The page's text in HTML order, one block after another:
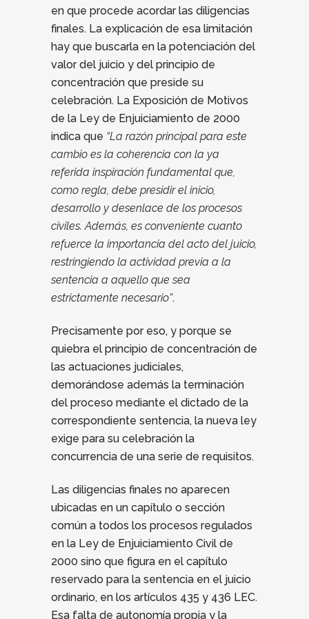
en que procede acordar las diligencias
finales. La explicación de esa limitación
hay que buscarla en la potenciación del
valor del juicio y del principio de
concentración que preside su
celebración. La Exposición de Motivos
de la Ley de Enjuiciamiento de 2000
indica que “La razón principal para este
cambio es la coherencia con la ya
referida inspiración fundamental que,
como regla, debe presidir el inicio,
desarrollo y desenlace de los procesos
civiles. Además, es conveniente cuanto
refuerce la importancia del acto del juicio,
restringiendo la actividad previa a la
sentencia a aquello que sea
estrictamente necesario”.
Precisamente por eso, y porque se
quiebra el principio de concentración de
las actuaciones judiciales,
demorándose además la terminación
del proceso mediante el dictado de la
correspondiente sentencia, la nueva ley
exige para su celebración la
concurrencia de una serie de requisitos.
Las diligencias finales no aparecen
ubicadas en un capítulo o sección
común a todos los procesos regulados
en la Ley de Enjuiciamiento Civil de
2000 sino que figura en el capítulo
reservado para la sentencia en el juicio
ordinario, en los artículos 435 y 436 LEC.
Esa falta de autonomía propia y la